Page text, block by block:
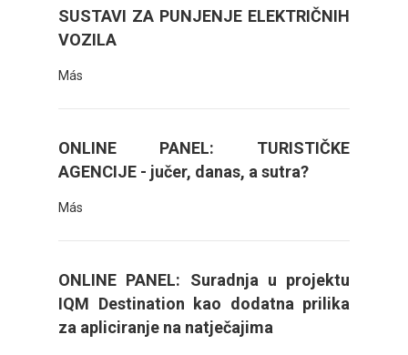
SUSTAVI ZA PUNJENJE ELEKTRIČNIH
VOZILA
Más
ONLINE PANEL: TURISTIČKE
AGENCIJE - jučer, danas, a sutra?
Más
ONLINE PANEL: Suradnja u projektu
IQM Destination kao dodatna prilika
za apliciranje na natječajima